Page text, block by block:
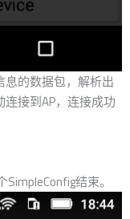
息的数据包，解析出
连接到AP，连接成功
结束。